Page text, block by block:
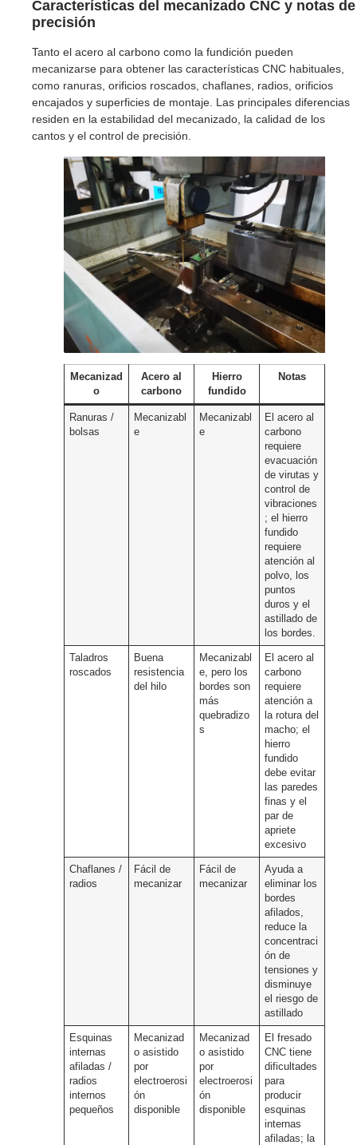
Características del mecanizado CNC y notas de
precisión
Tanto el acero al carbono como la fundición pueden
mecanizarse para obtener las características CNC habituales,
como ranuras, orificios roscados, chaflanes, radios, orificios
encajados y superficies de montaje. Las principales diferencias
residen en la estabilidad del mecanizado, la calidad de los
cantos y el control de precisión.
Mecanizad
o
Acero al
carbono
Hierro
fundido
Notas
Ranuras /
bolsas
Mecanizabl
e
Mecanizabl
e
El acero al
carbono
requiere
evacuación
de virutas y
control de
vibraciones
; el hierro
fundido
requiere
atención al
polvo, los
puntos
duros y el
astillado de
los bordes.
Taladros
roscados
Buena
resistencia
del hilo
Mecanizabl
e, pero los
bordes son
más
quebradizo
s
El acero al
carbono
requiere
atención a
la rotura del
macho; el
hierro
fundido
debe evitar
las paredes
finas y el
par de
apriete
excesivo
Chaflanes /
radios
Fácil de
mecanizar
Fácil de
mecanizar
Ayuda a
eliminar los
bordes
afilados,
reduce la
concentraci
ón de
tensiones y
disminuye
el riesgo de
astillado
Esquinas
internas
afiladas /
radios
internos
pequeños
Mecanizad
o asistido
por
electroerosi
ón
disponible
Mecanizad
o asistido
por
electroerosi
ón
disponible
El fresado
CNC tiene
dificultades
para
producir
esquinas
internas
afiladas; la